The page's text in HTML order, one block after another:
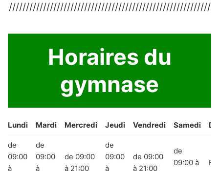
///////////////////////////////////////////////////////////
Horaires du
gymnase
Lundi Mardi Mercredi Jeudi Vendredi Samedi
de
09:00
à
de
09:00
à
de 09:00
à 21:00
de
09:00
à
de 09:00
à 21:00
de
09:00 à